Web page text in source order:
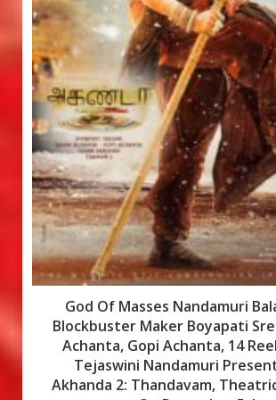
God Of Masses Nandamuri
Blockbuster Maker Boyapati
Achanta, Gopi Achanta, 14
Tejaswini Nandamuri
Akhanda 2: Thandavam,